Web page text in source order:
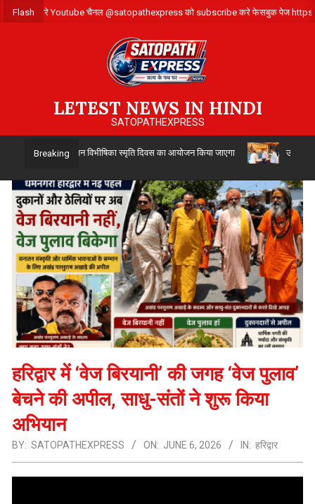
Skip
to
Flash
करे ,हमारे Youtube चैनल @satopathexpress को subscribe करे फेसबुक पेज
LETEST NEWS IN HINDI
SATOPATHEXPRESS
Breaking
14 अगस्त को विभाजन विभीषिका स्मृति दिवस का आयोजन किया जाएगा उत्तर प्रदेश
हरिद्वार में ‘वेज बिरयानी’ की जगह ‘वेज पुलाव’
बेचने की अपील, साधु-संतों ने शुरू किया
अभियान
BY: SATOPATHEXPRESS ON: JUNE 6, 2026 IN: हरिद्वार